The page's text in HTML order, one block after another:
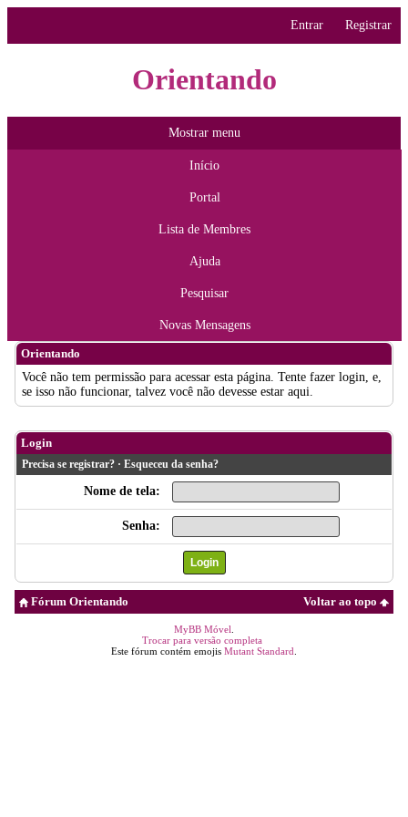
Entrar Registrar
Orientando
Mostrar menu
Início
Portal
Lista de Membres
Ajuda
Pesquisar
Novas Mensagens
Orientando
Você não tem permissão para acessar esta página. Tente fazer login, e,
se isso não funcionar, talvez você não devesse estar aqui.
Login
Precisa se registrar? · Esqueceu da senha?
Nome de tela:
Senha:
Voltar ao topo
Fórum Orientando
MyBB Móvel
Trocar para versão completa
Este fórum contém emojis Mutant Standard